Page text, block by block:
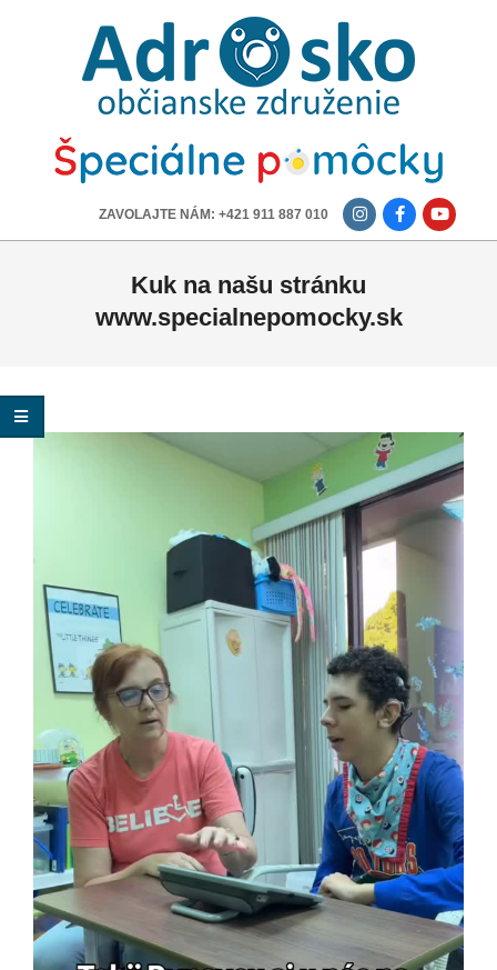
ADROSKO
OBČIANSKE
ZDRUŽENIE
ZAVOLAJTE NÁM: +421 911 887 010
Kuk na našu stránku
www.specialnepomocky.sk